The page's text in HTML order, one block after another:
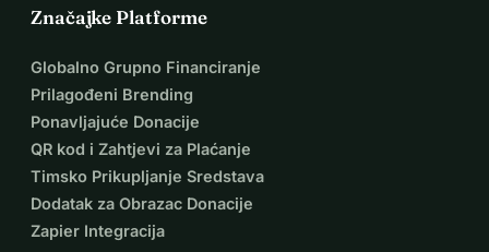
Značajke Platforme
Globalno Grupno Financiranje
Prilagođeni Brending
Ponavljajuće Donacije
QR kod i Zahtjevi za Plaćanje
Timsko Prikupljanje Sredstava
Dodatak za Obrazac Donacije
Zapier Integracija